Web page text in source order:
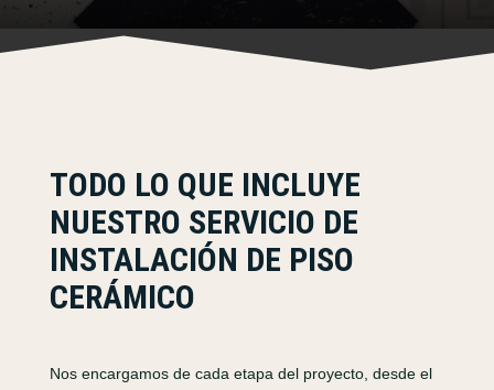
TODO LO QUE INCLUYE
NUESTRO SERVICIO DE
INSTALACIÓN DE PISO
CERÁMICO
Nos encargamos de cada etapa del proyecto, desde el